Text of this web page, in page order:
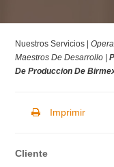
Nuestros Servicios |
Maestros De Desarrollo |
De Produccion De
Imprimir
Cliente